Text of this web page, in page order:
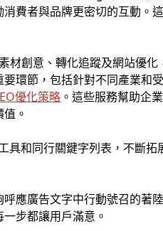
費者與品牌更密切的互動。這
材創意、轉化追蹤及網站優化
環節，包括針對不同產業和受
優化策略 。這些服務幫助企業
。
具和同行關鍵字列表，不斷拓
應廣告文字中行動號召的著陸
步都讓用戶滿意。